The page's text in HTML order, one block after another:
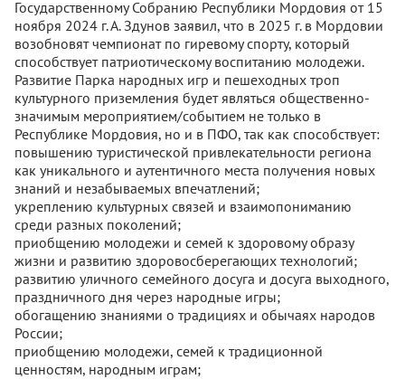
Государственному Собранию Республики Мордовия от 15
ноября 2024 г. А. Здунов заявил, что в 2025 г. в Мордовии
возобновят чемпионат по гиревому спорту, который
способствует патриотическому воспитанию молодежи.
Развитие Парка народных игр и пешеходных троп
культурного приземления будет являться общественно-
значимым мероприятием/событием не только в
Республике Мордовия, но и в ПФО, так как способствует:
повышению туристической привлекательности региона
как уникального и аутентичного места получения новых
знаний и незабываемых впечатлений;
укреплению культурных связей и взаимопониманию
среди разных поколений;
приобщению молодежи и семей к здоровому образу
жизни и развитию здоровосберегающих технологий;
развитию уличного семейного досуга и досуга выходного,
праздничного дня через народные игры;
обогащению знаниями о традициях и обычаях народов
России;
приобщению молодежи, семей к традиционной
ценностям, народным играм;